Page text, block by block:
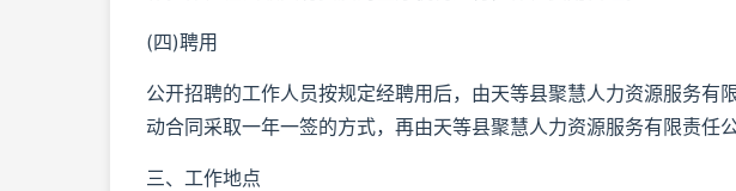
(四)聘用
公开招聘的工作人员按规定经聘用后，由天等县聚慧人力资源服务有
动合同采取一年一签的方式，再由天等县聚慧人力资源服务有限责任
三、工作地点